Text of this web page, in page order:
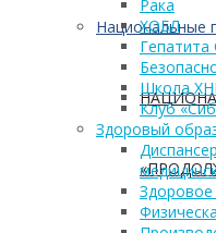
Национальные
Рака
ХОБЛ
Гепатита
Школа
Клуб
Здоровый
Здоровое